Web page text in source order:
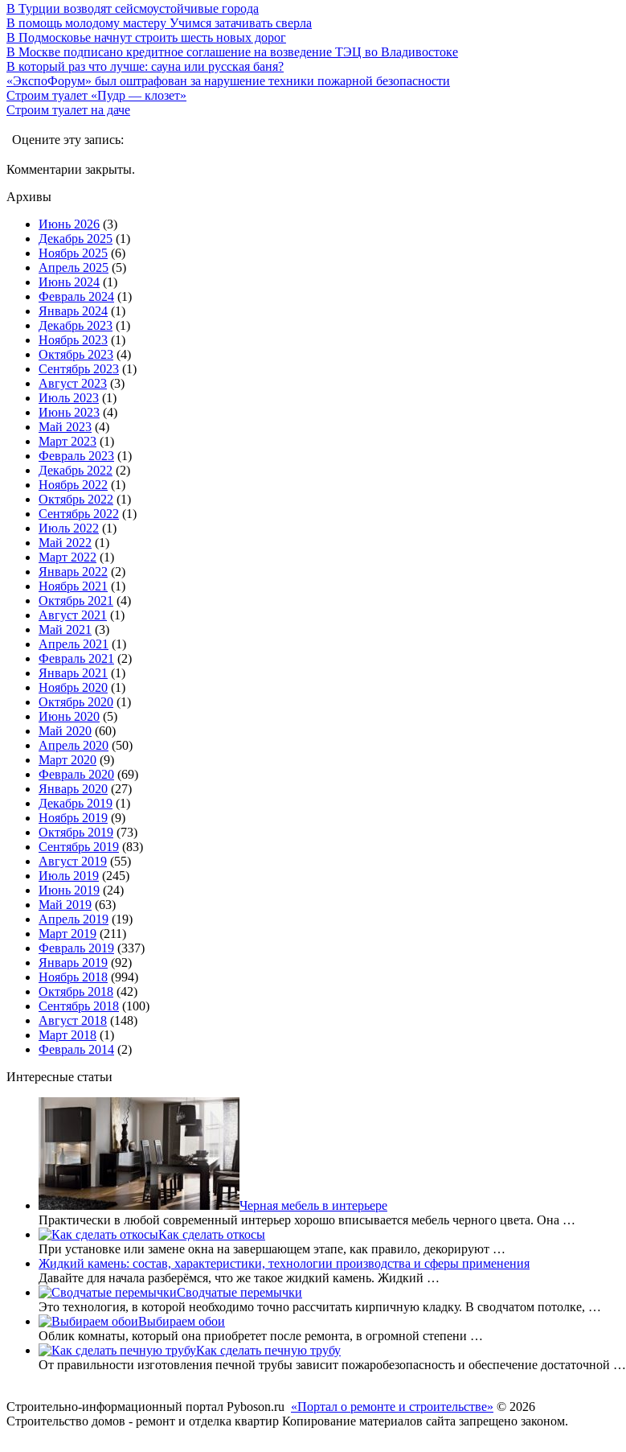
В Турции возводят сейсмоустойчивые города
В помощь молодому мастеру Учимся затачивать сверла
В Подмосковье начнут строить шесть новых дорог
В Москве подписано кредитное соглашение на возведение ТЭЦ во Владивостоке
В который раз что лучше: сауна или русская баня?
«ЭкспоФорум» был оштрафован за нарушение техники пожарной безопасности
Строим туалет «Пудр — клозет»
Cтроим туалет на даче
Оцените эту запись:
Комментарии закрыты.
Архивы
Июнь 2026 (3)
Декабрь 2025 (1)
Ноябрь 2025 (6)
Апрель 2025 (5)
Июнь 2024 (1)
Февраль 2024 (1)
Январь 2024 (1)
Декабрь 2023 (1)
Ноябрь 2023 (1)
Октябрь 2023 (4)
Сентябрь 2023 (1)
Август 2023 (3)
Июль 2023 (1)
Июнь 2023 (4)
Май 2023 (4)
Март 2023 (1)
Февраль 2023 (1)
Декабрь 2022 (2)
Ноябрь 2022 (1)
Октябрь 2022 (1)
Сентябрь 2022 (1)
Июль 2022 (1)
Май 2022 (1)
Март 2022 (1)
Январь 2022 (2)
Ноябрь 2021 (1)
Октябрь 2021 (4)
Август 2021 (1)
Май 2021 (3)
Апрель 2021 (1)
Февраль 2021 (2)
Январь 2021 (1)
Ноябрь 2020 (1)
Октябрь 2020 (1)
Июнь 2020 (5)
Май 2020 (60)
Апрель 2020 (50)
Март 2020 (9)
Февраль 2020 (69)
Январь 2020 (27)
Декабрь 2019 (1)
Ноябрь 2019 (9)
Октябрь 2019 (73)
Сентябрь 2019 (83)
Август 2019 (55)
Июль 2019 (245)
Июнь 2019 (24)
Май 2019 (63)
Апрель 2019 (19)
Март 2019 (211)
Февраль 2019 (337)
Январь 2019 (92)
Ноябрь 2018 (994)
Октябрь 2018 (42)
Сентябрь 2018 (100)
Август 2018 (148)
Март 2018 (1)
Февраль 2014 (2)
Интересные статьи
Черная мебель в интерьере
Практически в любой современный интерьер хорошо вписывается мебель черного цвета. Она …
Как сделать откосы
При установке или замене окна на завершающем этапе, как правило, декорируют …
Жидкий камень: состав, характеристики, технологии производства и сферы применения
Давайте для начала разберёмся, что же такое жидкий камень. Жидкий …
Сводчатые перемычки
Это технология, в которой необходимо точно рассчитать кирпичную кладку. В сводчатом потолке, …
Выбираем обои
Облик комнаты, который она приобретет после ремонта, в огромной степени …
Как сделать печную трубу
От правильности изготовления печной трубы зависит пожаробезопасность и обеспечение достаточной …
Строительно-информационный портал Pyboson.ru «Портал о ремонте и строительстве» © 2026
Строительство домов - ремонт и отделка квартир Копирование материалов сайта запрещено законом.